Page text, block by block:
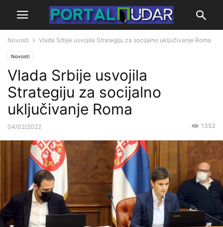
Novosti Vlada Srbije usvojila Strategiju za socijalno uključivanje Roma
Novosti
Vlada Srbije usvojila
Strategiju za socijalno
uključivanje Roma
04/02/2022 1353